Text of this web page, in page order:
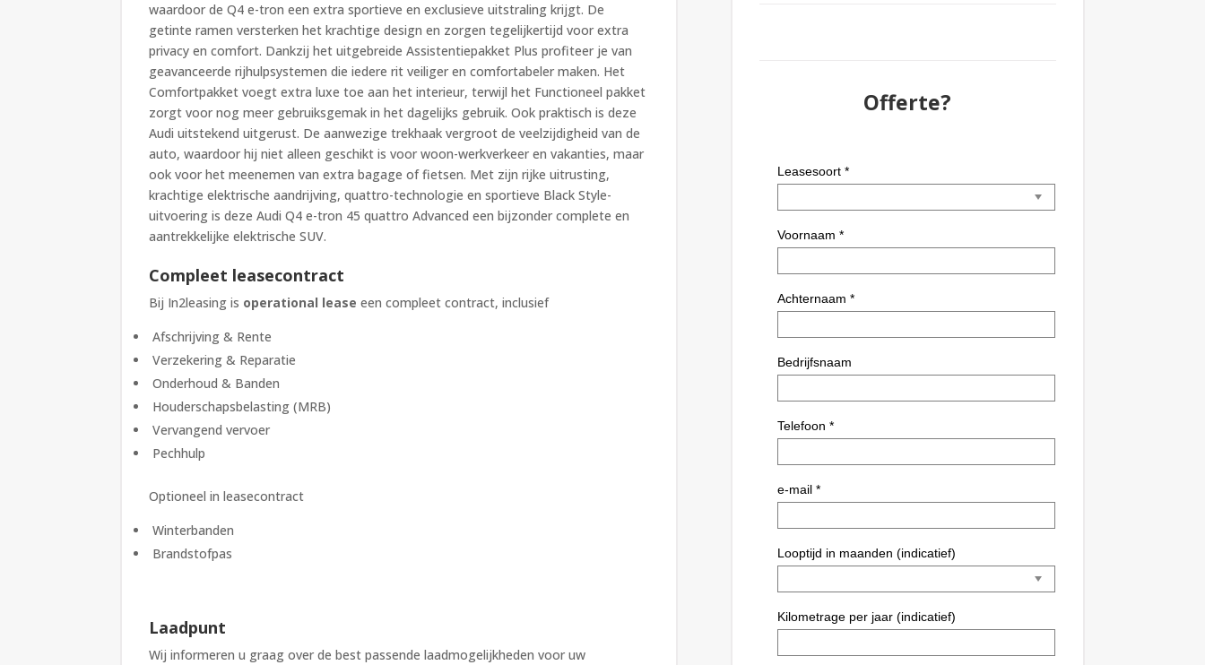
waardoor de Q4 e-tron een extra sportieve en exclusieve uitstraling krijgt. De
getinte ramen versterken het krachtige design en zorgen tegelijkertijd voor extra
privacy en comfort. Dankzij het uitgebreide Assistentiepakket Plus profiteer je van
geavanceerde rijhulpsystemen die iedere rit veiliger en comfortabeler maken. Het
Comfortpakket voegt extra luxe toe aan het interieur, terwijl het Functioneel pakket
zorgt voor nog meer gebruiksgemak in het dagelijks gebruik. Ook praktisch is deze
Audi uitstekend uitgerust. De aanwezige trekhaak vergroot de veelzijdigheid van de
auto, waardoor hij niet alleen geschikt is voor woon-werkverkeer en vakanties, maar
ook voor het meenemen van extra bagage of fietsen. Met zijn rijke uitrusting,
krachtige elektrische aandrijving, quattro-technologie en sportieve Black Style-
uitvoering is deze Audi Q4 e-tron 45 quattro Advanced een bijzonder complete en
aantrekkelijke elektrische SUV.
Compleet leasecontract
Bij In2leasing is operational lease een compleet contract, inclusief
Afschrijving & Rente
Verzekering & Reparatie
Onderhoud & Banden
Houderschapsbelasting (MRB)
Vervangend vervoer
Pechhulp
Optioneel in leasecontract
Winterbanden
Brandstofpas
Laadpunt
Wij informeren u graag over de best passende laadmogelijkheden voor uw
Offerte?